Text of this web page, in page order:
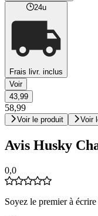
24u
Frais livr. inclus
Voir
43,99
58,99
Voir le produit Voir
Avis Husky
0,0
Soyez le premier à